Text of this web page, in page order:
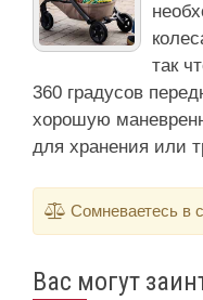
так
360 градусов
хорошую
для хранения или
Сомневаетесь в
Вас могут